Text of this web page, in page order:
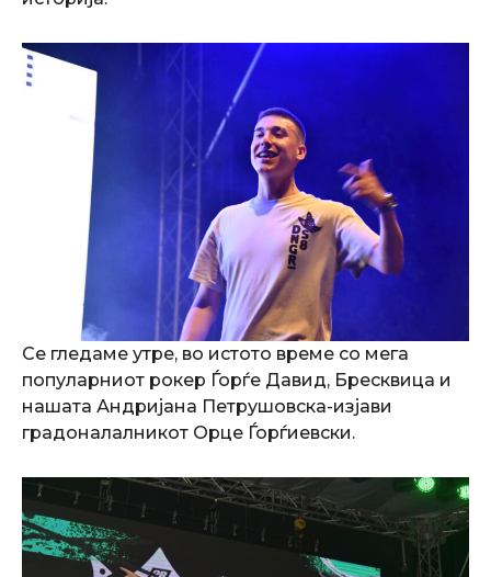
Се гледаме утре, во истото време со мега
популарниот рокер Ѓорѓе Давид, Бресквица и
нашата Андријана Петрушовска-изјави
градоналалникот Орце Ѓорѓиевски.